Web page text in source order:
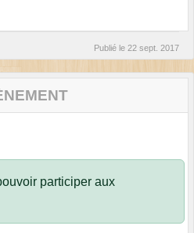
Publié le 22 sept. 2017
participer aux